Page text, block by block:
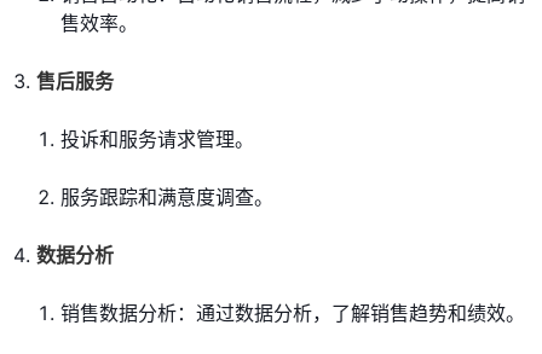
售效率。
售后服务
投诉和服务请求管理。
服务跟踪和满意度调查。
数据分析
销售数据分析：通过数据分析，了解销售趋势和绩效。